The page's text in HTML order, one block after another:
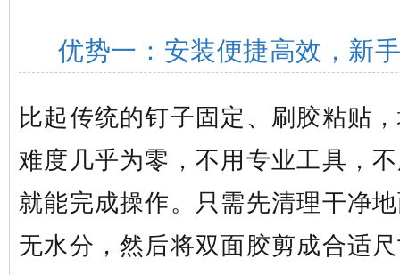
优势一：安装便捷高效，新
比起传统的钉子固定、刷胶粘贴
难度几乎为零，不用专业工具，
就能完成操作。只需先清理干净
无水分，然后将双面胶剪成合适